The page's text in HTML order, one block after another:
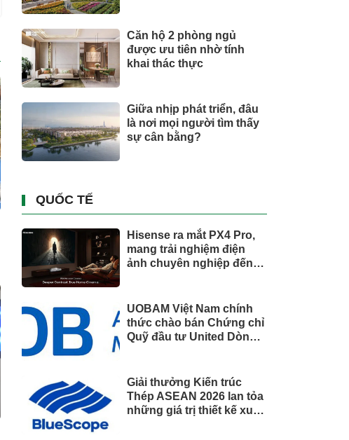
Căn hộ 2 phòng ngủ
được ưu tiên nhờ tính
khai thác thực
Giữa nhịp phát triển, đâu
là nơi mọi người tìm thấy
sự cân bằng?
QUỐC TẾ
Hisense ra mắt PX4 Pro,
mang trải nghiệm điện
ảnh chuyên nghiệp đến
UOBAM Việt Nam chính
thức chào bán Chứng chỉ
Quỹ đầu tư United Dòng
Giải thưởng Kiến trúc
Thép ASEAN 2026 lan tỏa
những giá trị thiết kế xuất